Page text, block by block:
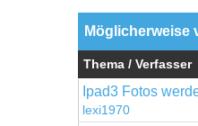
Möglicherweise
Thema / Verfasser
Ipad3 Fotos
lexi1970